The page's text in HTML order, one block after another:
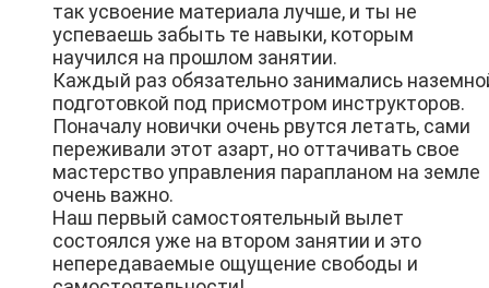
так усвоение материала лучше, и ты не
успеваешь забыть те навыки, которым
научился на прошлом занятии.
Каждый раз обязательно занимались
подготовкой под присмотром инструкторов.
Поначалу новички очень рвутся летать, сами
переживали этот азарт, но оттачивать свое
мастерство управления парапланом на земле
очень важно.
Наш первый самостоятельный вылет
состоялся уже на втором занятии и это
непередаваемые ощущение свободы и